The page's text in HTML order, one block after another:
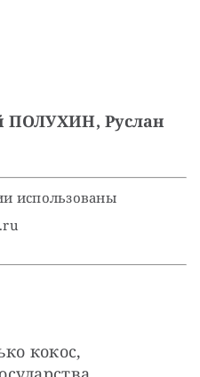
ПОЛУХИН, Руслан
использованы
кокос,